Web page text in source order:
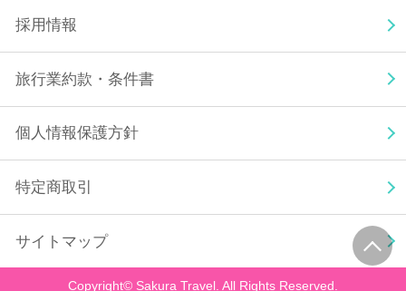
採用情報
旅行業約款・条件書
個人情報保護方針
特定商取引
サイトマップ
Copyright© Sakura Travel. All Rights Reserved.
ペ
ー
ジ